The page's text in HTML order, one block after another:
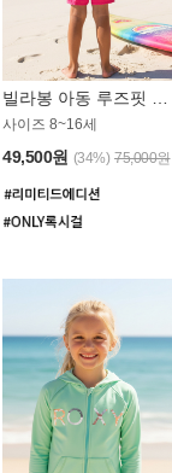
사이즈 8~16세
49,500원 (34%) 75,000원